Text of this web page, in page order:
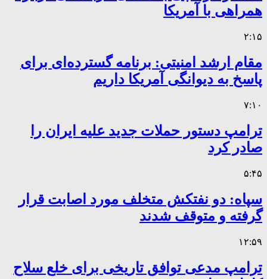
همراهی با آمریکا
۲:۱۵
مقام ارشد امنیتی: برنامه گسترده‌ای برای
پاسخ به دیوانگی آمریکا داریم
۷:۱۰
ترامپ دستور حملات جدید علیه ایران را
صادر کرد
۵:۴۵
سپاه: دو نفتکش متخلف مورد اصابت قرار
گرفته و متوقف شدند
۱۲:۵۹
ترامپ مدعی توافق تاریخی برای خلع سلاح